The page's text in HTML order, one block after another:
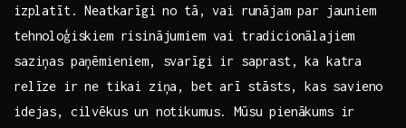
⁣izplatīt. Neatkarīgi no tā, ‌vai runājam​ par jauniem
tehnoloģiskiem risinājumiem vai tradicionālajiem
saziņas paņēmieniem, svarīgi ir saprast, ka katra
relīze ir ne ‍tikai ziņa, ⁢bet⁢ arī ⁣stāsts, kas savieno
idejas, ‍cilvēkus un ​notikumus. Mūsu‌ pienākums ir⁣